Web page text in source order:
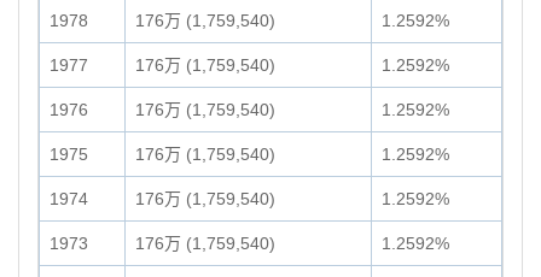
1978 176万 (1,759,540) 1.2592%
1977 176万 (1,759,540) 1.2592%
1976 176万 (1,759,540) 1.2592%
1975 176万 (1,759,540) 1.2592%
1974 176万 (1,759,540) 1.2592%
1973 176万 (1,759,540) 1.2592%